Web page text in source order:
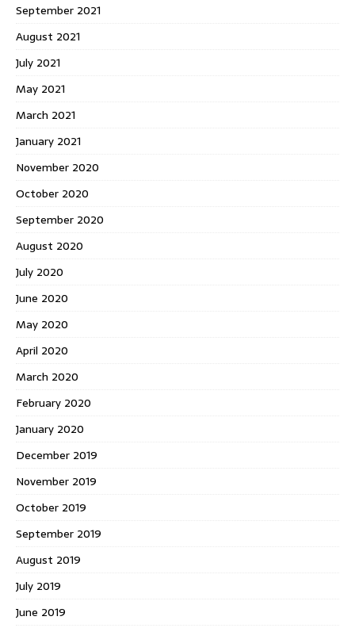
September 2021
August 2021
July 2021
May 2021
March 2021
January 2021
November 2020
October 2020
September 2020
August 2020
July 2020
June 2020
May 2020
April 2020
March 2020
February 2020
January 2020
December 2019
November 2019
October 2019
September 2019
August 2019
July 2019
June 2019